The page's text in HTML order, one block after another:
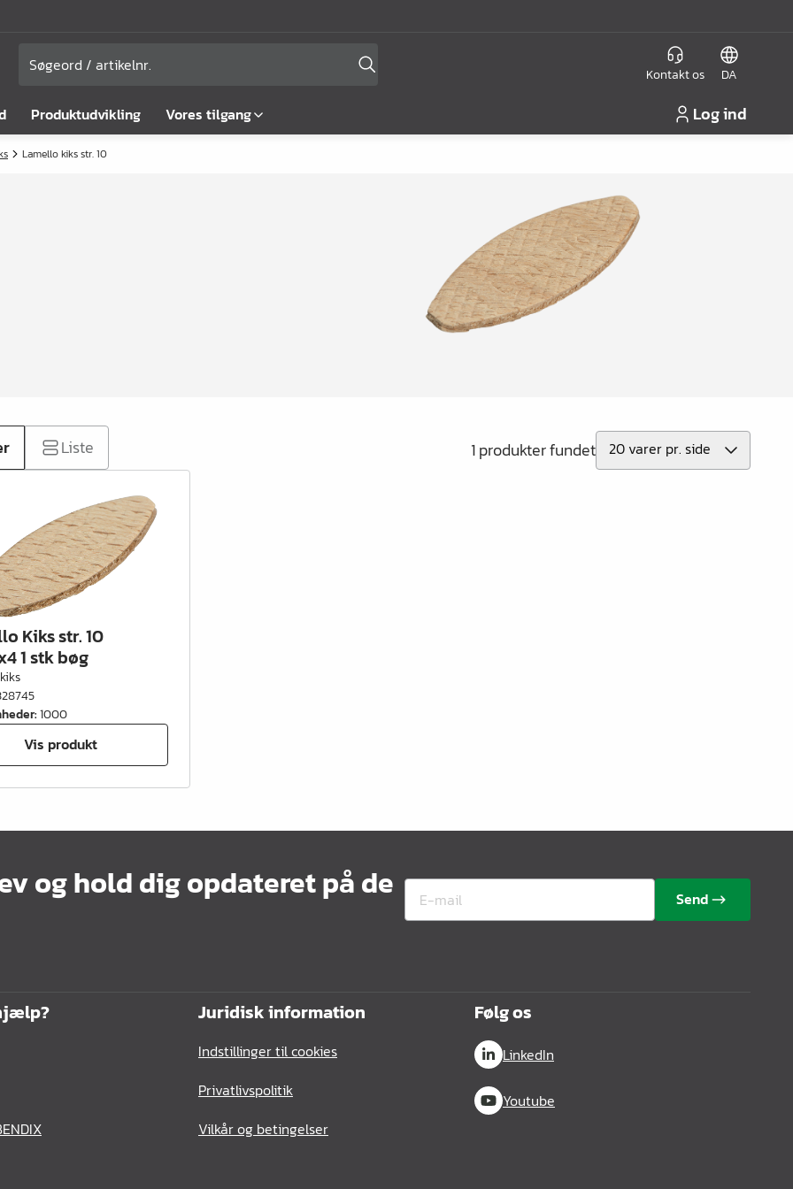
Kontakt os DA
Produktudvikling Vores tilgang Log ind
Lamello kiks str. 10
Liste 1 produkter fundet
Kiks str. 10
1 stk bøg
:1000
Vis produkt
og hold dig opdateret på de Send
Juridisk information
Indstillinger til cookies
Privatlivspolitik
Vilkår og betingelser
Følg os
LinkedIn
Youtube